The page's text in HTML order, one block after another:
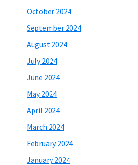
October 2024
September 2024
August 2024
July 2024
June 2024
May 2024
April 2024
March 2024
February 2024
January 2024